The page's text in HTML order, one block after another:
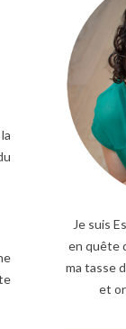
Je suis
en quête
ma tasse
et